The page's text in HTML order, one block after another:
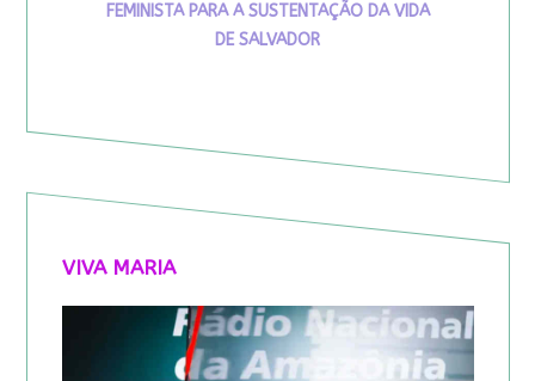
FEMINISTA PARA A SUSTENTAÇÃO DA VIDA
DE SALVADOR
VIVA MARIA